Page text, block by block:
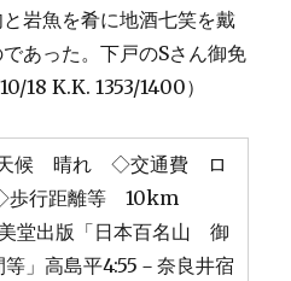
岩魚を肴に地酒七笑を戴
あった。下戸のSさん御免
18 K.K. 1353/1400）
候 晴れ ◇交通費 ロ
歩行距離等 10km
出版「日本百名山 御
」高島平4:55－奈良井宿